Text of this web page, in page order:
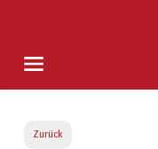
Zurück